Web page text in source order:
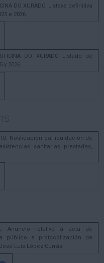
DO XURADO. Listaxe definitiva
e 2026
DO XURADO Listado de
2026.
Notificación da liquidación de
sanitarias prestadas,
Anuncio relativo á acta de
público e protocolización de
Luís López Currás.